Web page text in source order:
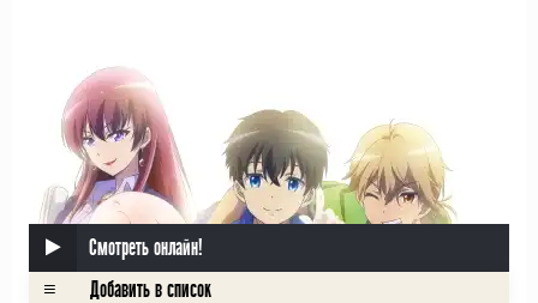
Смотреть онлайн!